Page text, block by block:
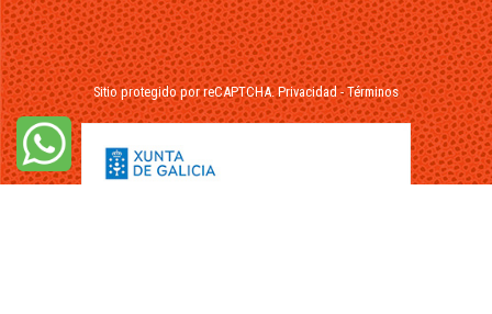
Sitio protegido por reCAPTCHA.Privacidad-Términos